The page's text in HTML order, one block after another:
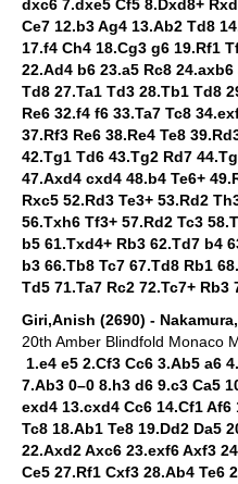
dxc6 7.dxe5 Cf5 8.Dxd8+
Ce7 12.b3 Ag4 13.Ab2 Td8
17.f4 Ch4 18.Cg3 g6 19.Rf1
22.Ad4 b6 23.a5 Rc8
Td8 27.Ta1 Td3 28.Tb1 Td8
Re6 32.f4 f6 33.Ta7 Tc8
37.Rf3 Re6 38.Re4 Te8
42.Tg1 Td6 43.Tg2 Rd7
47.Axd4 cxd4 48.b4 Te6+
Rxc5 52.Rd3 Te3+ 53.Rd2
56.Txh6 Tf3+ 57.Rd2 Tc3
b5 61.Txd4+ Rb3 62.Td7 b4
b3 66.Tb8 Tc7 67.Td8 Rb1
Td5 71.Ta7 Rc2 72.Tc7+ Rb3
Giri,Anish (2690) -
20th Amber Blindfold Monaco
1.e4 e5 2.Cf3 Cc6 3.Ab5 a6
7.Ab3 0–0 8.h3 d6 9.c3 Ca5
exd4 13.cxd4 Cc6 14.Cf1 Af6
Tc8 18.Ab1 Te8 19.Dd2 Da5
22.Axd2 Axc6 23.exf6 Axf3
Ce5 27.Rf1 Cxf3 28.Ab4 Te6